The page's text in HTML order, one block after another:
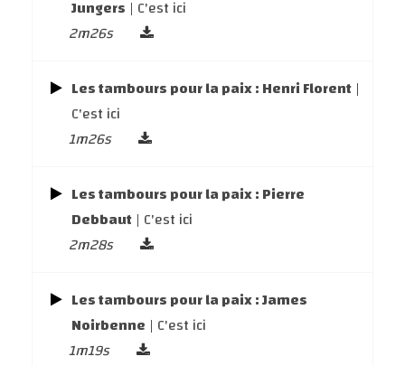
Jungers | C'est ici
2m26s
Les tambours pour la paix : Henri Florent |
C'est ici
1m26s
Les tambours pour la paix : Pierre
Debbaut | C'est ici
2m28s
Les tambours pour la paix : James
Noirbenne | C'est ici
1m19s